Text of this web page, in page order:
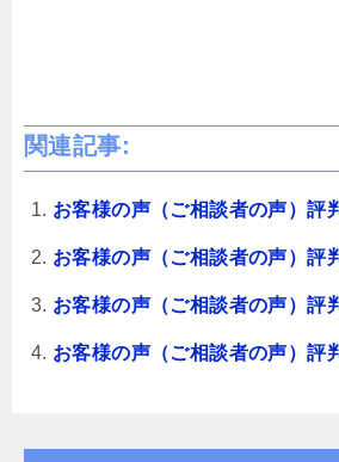
関連記事:
お客様の声（ご相談者の声）評
お客様の声（ご相談者の声）評
お客様の声（ご相談者の声）評
お客様の声（ご相談者の声）評